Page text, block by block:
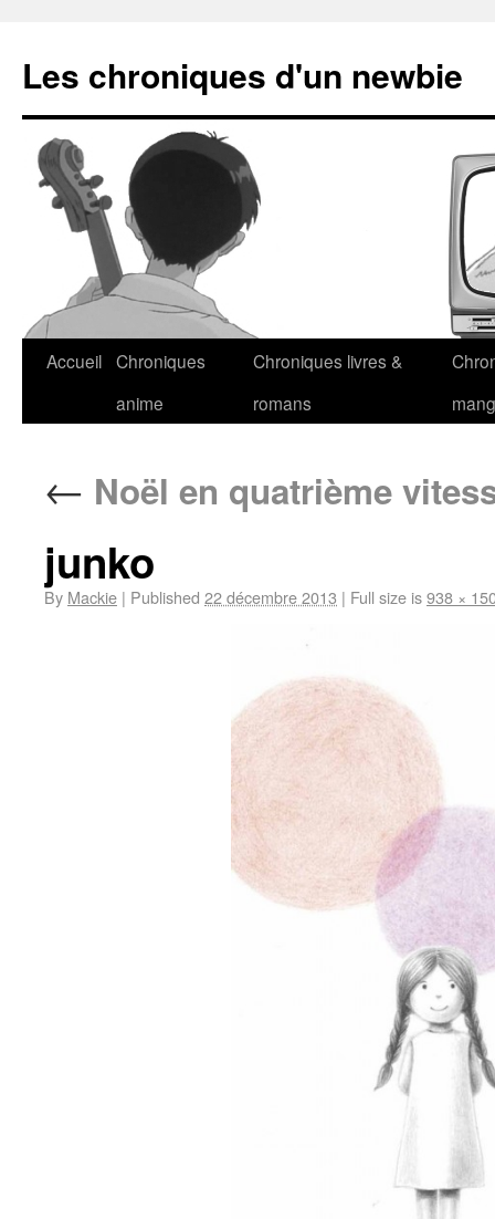
Les chroniques d'un newbie
Accueil Chroniques
anime
Chroniques livres &
romans
← Noël en quatrième
junko
By Mackie | Published 22 décembre 2013 | Full size is938 ×